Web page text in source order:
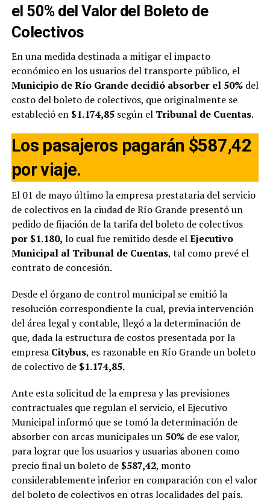
el 50% del Valor del Boleto de
Colectivos
En una medida destinada a mitigar el impacto
económico en los usuarios del transporte público, el
Municipio de Río Grande decidió absorber el 50%del
costo del boleto de colectivos, que originalmente se
estableció en $1.174,85según el Tribunal de Cuentas.
Los pasajeros pagarán $587,42
por viaje.
El 01 de mayo último la empresa prestataria del servicio
de colectivos en la ciudad de Río Grande presentó un
pedido de fijación de la tarifa del boleto de colectivos
por $1.180, lo cual fue remitido desde elEjecutivo
Municipal al Tribunal de Cuentas, tal como prevé el
contrato de concesión.
Desde el órgano de control municipal se emitió la
resolución correspondiente la cual, previa intervención
del área legal y contable, llegó a la determinación de
que, dada la estructura de costos presentada por la
empresa Citybus, es razonable en Río Grande un boleto
de colectivo de $1.174,85.
Ante esta solicitud de la empresa y las previsiones
contractuales que regulan el servicio, el Ejecutivo
Municipal informó que se tomó la determinación de
absorber con arcas municipales un 50%de ese valor,
para lograr que los usuarios y usuarias abonen como
precio final un boleto de $587,42, monto
considerablemente inferior en comparación con el valor
del boleto de colectivos en otras localidades del país.